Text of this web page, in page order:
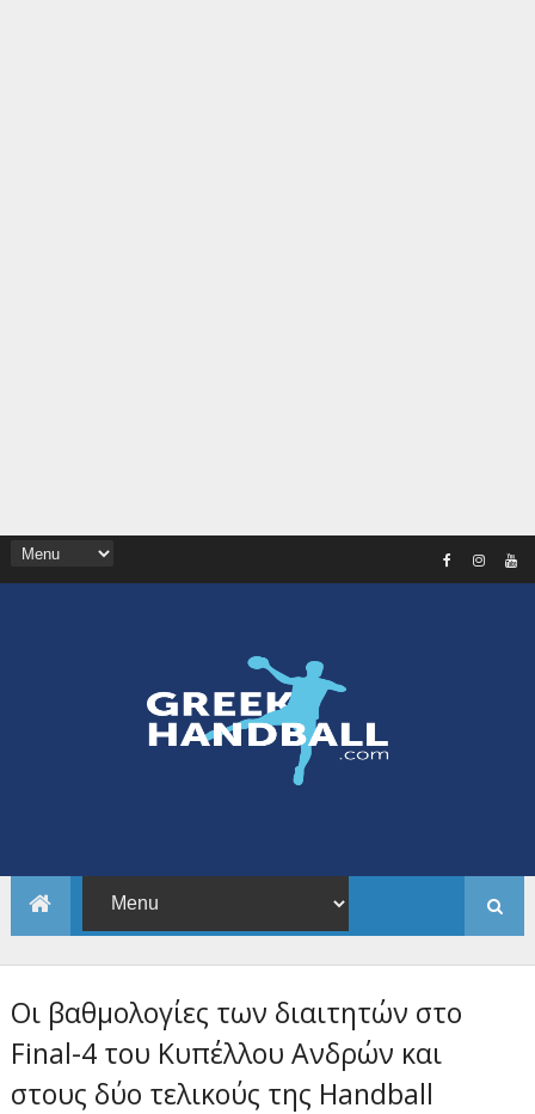
Οι βαθμολογίες των διαιτητών στο
Final-4 του Κυπέλλου Ανδρών και
στους δύο τελικούς της Handball